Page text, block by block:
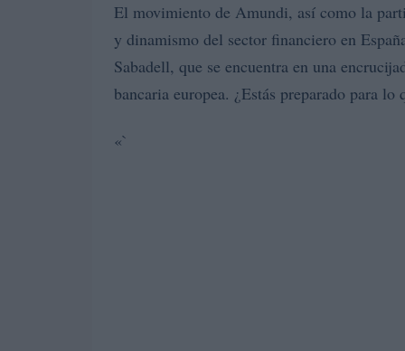
El movimiento de Amundi, así como la
y dinamismo del sector financiero en
Sabadell, que se encuentra en una
bancaria europea. ¿Estás preparado para lo
«`